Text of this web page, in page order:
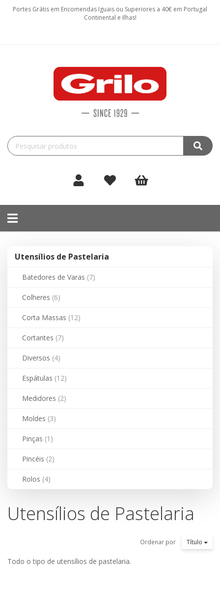
Portes Grátis em Encomendas Iguais ou Superiores a 40€ em Portugal
Continental e Ilhas!
Toggle
navigation
Utensílios de Pastelaria
Batedores de Varas (7)
Colheres (6)
Corta Massas (12)
Cortantes (7)
Diversos (4)
Espátulas (12)
Medidores (2)
Moldes (3)
Pinças (1)
Pincéis (2)
Rolos (4)
Utensílios de Pastelaria
Ordenar por Título
Todo o tipo de utensílios de pastelaria.